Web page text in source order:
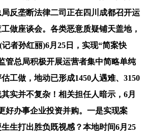
反垄断法律二司正在四川成都召开运
做座谈会。各类恶意质疑铺天盖地，
者孙红丽)6月25日，实现“简案快
管总局积极开展运营者集中简略单纯
工做，地动已形成1450人遇难、3150
实并不复杂！相关担任人暗示，6月
好办事企业投资并购。一是实现案
生打出胜负既视感？本地时间6月25